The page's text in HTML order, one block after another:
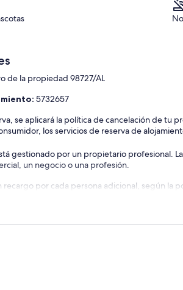
de la propiedad 98727/AL
5732657
se aplicará la política de cancelación de tu
los servicios de reserva de
gestionado por un propietario profesional.
un negocio o una profesión.
recargo por cada persona adicional, según la